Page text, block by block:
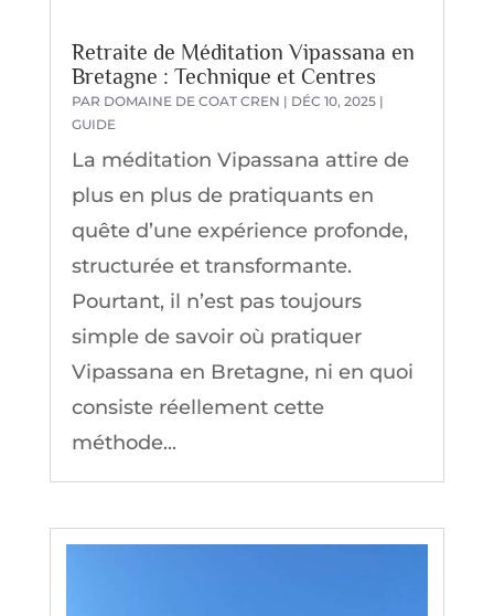
Retraite de Méditation Vipassana en
Bretagne : Technique et Centres
PAR DOMAINE DE COAT CREN | DÉC 10, 2025|
GUIDE
La méditation Vipassana attire de
plus en plus de pratiquants en
quête d’une expérience profonde,
structurée et transformante.
Pourtant, il n’est pas toujours
simple de savoir où pratiquer
Vipassana en Bretagne, ni en quoi
consiste réellement cette
méthode...